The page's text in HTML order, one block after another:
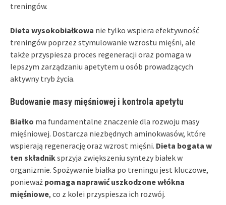
treningów.
Dieta wysokobiałkowa nie tylko wspiera efektywność
treningów poprzez stymulowanie wzrostu mięśni, ale
także przyspiesza proces regeneracji oraz pomaga w
lepszym zarządzaniu apetytem u osób prowadzących
aktywny tryb życia.
Budowanie masy mięśniowej i kontrola apetytu
Białko ma fundamentalne znaczenie dla rozwoju masy
mięśniowej. Dostarcza niezbędnych aminokwasów, które
wspierają regenerację oraz wzrost mięśni. Dieta bogata w
ten składniksprzyja zwiększeniu syntezy białek w
organizmie. Spożywanie białka po treningu jest kluczowe,
ponieważ pomaga naprawić uszkodzone włókna
mięśniowe, co z kolei przyspiesza ich rozwój.